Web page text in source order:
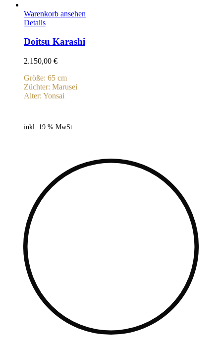
Warenkorb ansehen
Details
Doitsu Karashi
2.150,00 €
Größe: 65 cm
Züchter: Marusei
Alter: Yonsai
inkl. 19 % MwSt.